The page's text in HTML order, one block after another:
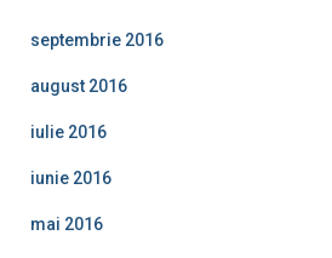
septembrie 2016
august 2016
iulie 2016
iunie 2016
mai 2016